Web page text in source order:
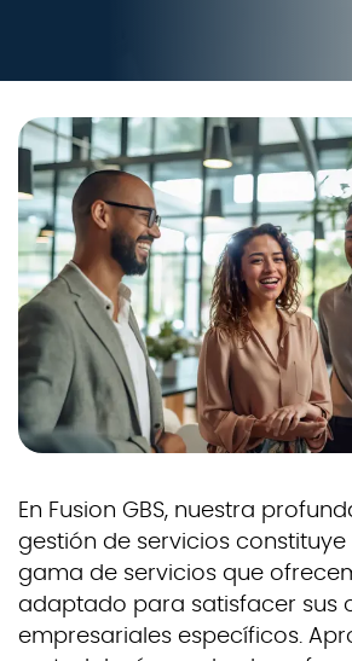
En Fusion GBS, nuestra
gestión de servicios
gama de servicios que
adaptado para satisfacer sus
empresariales específicos.